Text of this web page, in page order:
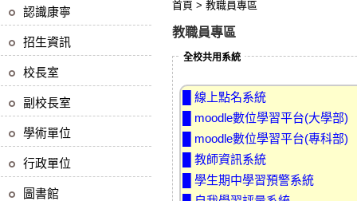
認識康寧
招生資訊
校長室
副校長室
學術單位
行政單位
圖書館
首頁 > 教職員專區
教職員專區
全校共用系統
█ 線上點名系統
█ moodle數位學習平台(大學部)
█ moodle數位學習平台(專科部)
█ 教師資訊系統
█ 學生期中學習預警系統